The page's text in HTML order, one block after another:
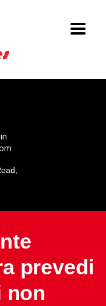
prevedi
non